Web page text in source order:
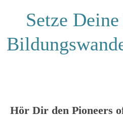
Setze
Hör Dir den Pioneers